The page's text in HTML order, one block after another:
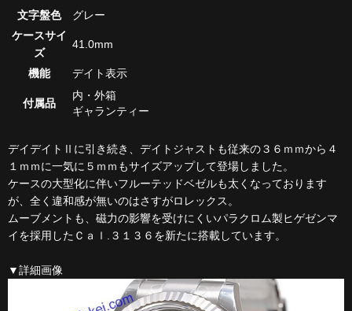
文字盤色
グレー
ケースサイ
ズ
41.0mm
機能 デイト表示
付属品
内・外箱
ギャランティー
デイデイトⅡに引き続き、デイトジャストも従来の３６ｍｍから４
１ｍｍに一気に５ｍｍもサイズアップして登場しました。
ケースの大型化に伴いフルーテッドベゼルも太くなっております
が、全く違和感が無いのはさすがロレックス。
ムーブメントも、磁力の影響を受けにくいパラクロム製ヒゲゼンマ
イを採用したＣａｌ.３１３６を新たに搭載しています。
▼詳細画像